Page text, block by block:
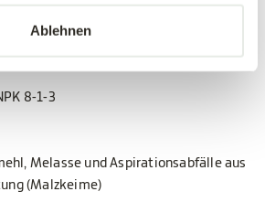
Ablehnen
Esslöffel = ca. 20 g Dünger
8-1-3
Melasse und Aspirationsabfälle aus
(Malzkeime)